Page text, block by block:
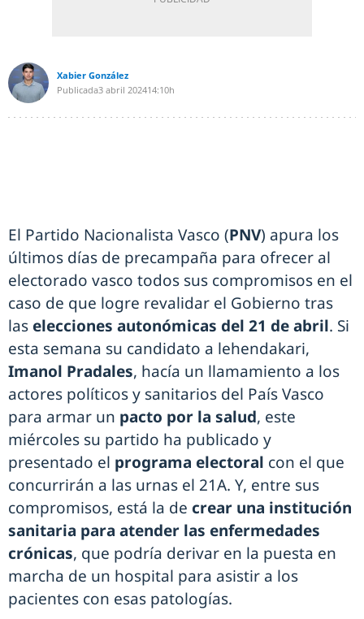
Xabier González
Publicada3 abril 202414:10h
El Partido Nacionalista Vasco (PNV) apura los
últimos días de precampaña para ofrecer al
electorado vasco todos sus compromisos en el
caso de que logre revalidar el Gobierno tras
las elecciones autonómicas del 21 de abril. Si
esta semana su candidato a lehendakari,
Imanol Pradales, hacía un llamamiento a los
actores políticos y sanitarios del País Vasco
para armar un pacto por la salud, este
miércoles su partido ha publicado y
presentado el programa electoral con el que
concurrirán a las urnas el 21A. Y, entre sus
compromisos, está la de crear una institución
sanitaria para atender las enfermedades
crónicas, que podría derivar en la puesta en
marcha de un hospital para asistir a los
pacientes con esas patologías.